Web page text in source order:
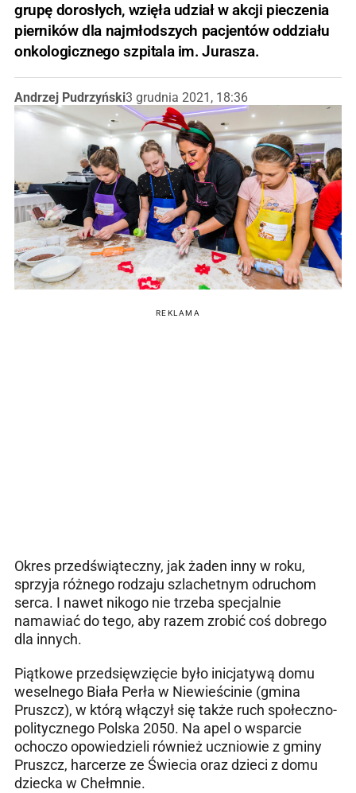
grupę dorosłych, wzięła udział w akcji pieczenia
pierników dla najmłodszych pacjentów oddziału
onkologicznego szpitala im. Jurasza.
Andrzej Pudrzyński3 grudnia 2021, 18:36
REKLAMA
Okres przedświąteczny, jak żaden inny w roku,
sprzyja różnego rodzaju szlachetnym odruchom
serca. I nawet nikogo nie trzeba specjalnie
namawiać do tego, aby razem zrobić coś dobrego
dla innych.
Piątkowe przedsięwzięcie było inicjatywą domu
weselnego Biała Perła w Niewieścinie (gmina
Pruszcz), w którą włączył się także ruch społeczno-
politycznego Polska 2050. Na apel o wsparcie
ochoczo opowiedzieli również uczniowie z gminy
Pruszcz, harcerze ze Świecia oraz dzieci z domu
dziecka w Chełmnie.